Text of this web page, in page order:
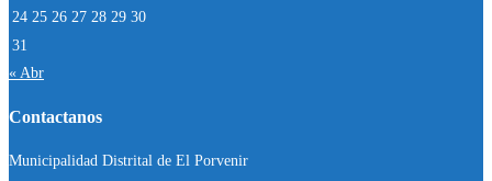
24 25 26 27 28 29 30
31
« Abr
Contactanos
Municipalidad Distrital de El Porvenir